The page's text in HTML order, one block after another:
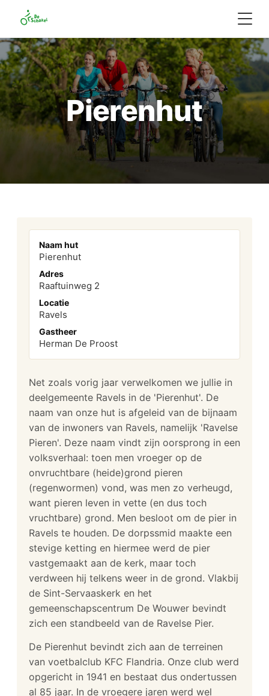
Pierenhut
Naam hut
Pierenhut
Adres
Raaftuinweg 2
Locatie
Ravels
Gastheer
Herman De Proost
Net zoals vorig jaar verwelkomen we jullie in
deelgemeente Ravels in de 'Pierenhut'. De
naam van onze hut is afgeleid van de bijnaam
van de inwoners van Ravels, namelijk 'Ravelse
Pieren'. Deze naam vindt zijn oorsprong in een
volksverhaal: toen men vroeger op de
onvruchtbare (heide)grond pieren
(regenwormen) vond, was men zo verheugd,
want pieren leven in vette (en dus toch
vruchtbare) grond. Men besloot om de pier in
Ravels te houden. De dorpssmid maakte een
stevige ketting en hiermee werd de pier
vastgemaakt aan de kerk, maar toch
verdween hij telkens weer in de grond. Vlakbij
de Sint-Servaaskerk en het
gemeenschapscentrum De Wouwer bevindt
zich een standbeeld van de Ravelse Pier.
De Pierenhut bevindt zich aan de terreinen
van voetbalclub KFC Flandria. Onze club werd
opgericht in 1941 en bestaat dus ondertussen
al 85 jaar. In de vroegere jaren werd wel